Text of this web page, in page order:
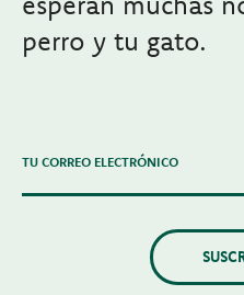
perro y tu gato.
TU CORREO ELECTRÓNICO